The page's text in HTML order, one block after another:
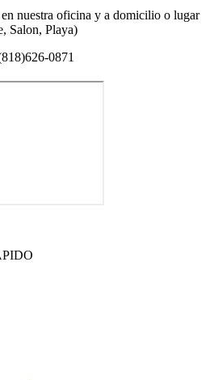
nuestra oficina y a domicilio o lugar
Salon, Playa)
0871